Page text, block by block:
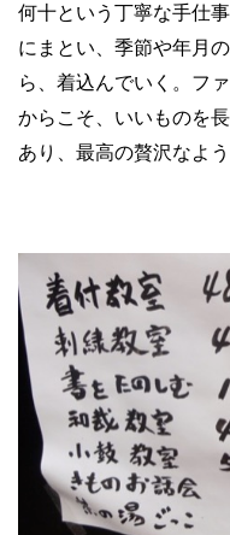
何十という丁寧な手仕
にまとい、季節や年月
ら、着込んでいく。フ
からこそ、いいものを
あり、最高の贅沢なよ